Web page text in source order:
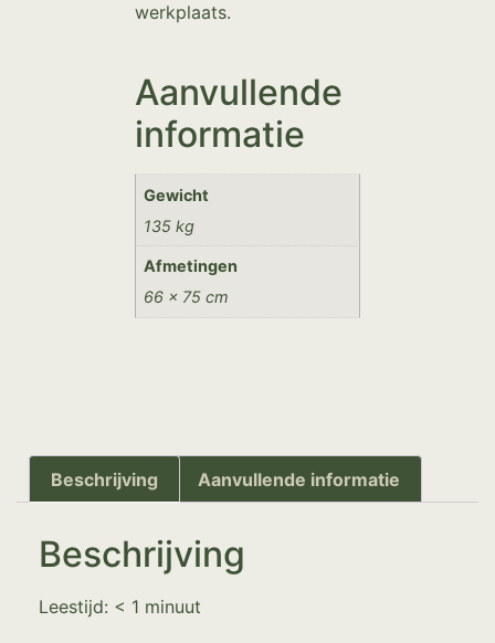
werkplaats.
Aanvullende
informatie
Gewicht
135 kg
Afmetingen
66 × 75 cm
Beschrijving Aanvullende informatie
Beschrijving
Leestijd: < 1 minuut